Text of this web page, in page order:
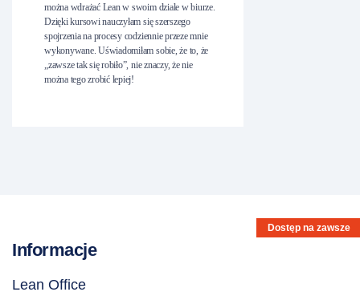
można wdrażać Lean w swoim dziale w biurze.
Dzięki kursowi nauczyłam się szerszego
spojrzenia na procesy codziennie przeze mnie
wykonywane. Uświadomiłam sobie, że to, że
„zawsze tak się robiło”, nie znaczy, że nie
można tego zrobić lepiej!
Dostęp na zawsze
Informacje
Lean Office